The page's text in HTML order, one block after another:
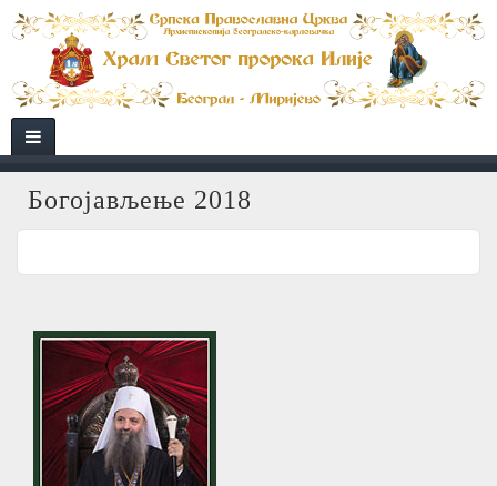
Богојављење 2018